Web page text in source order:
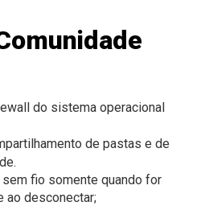
do sistema operacional
de pastas e de
fio somente quando for
ao desconectar;